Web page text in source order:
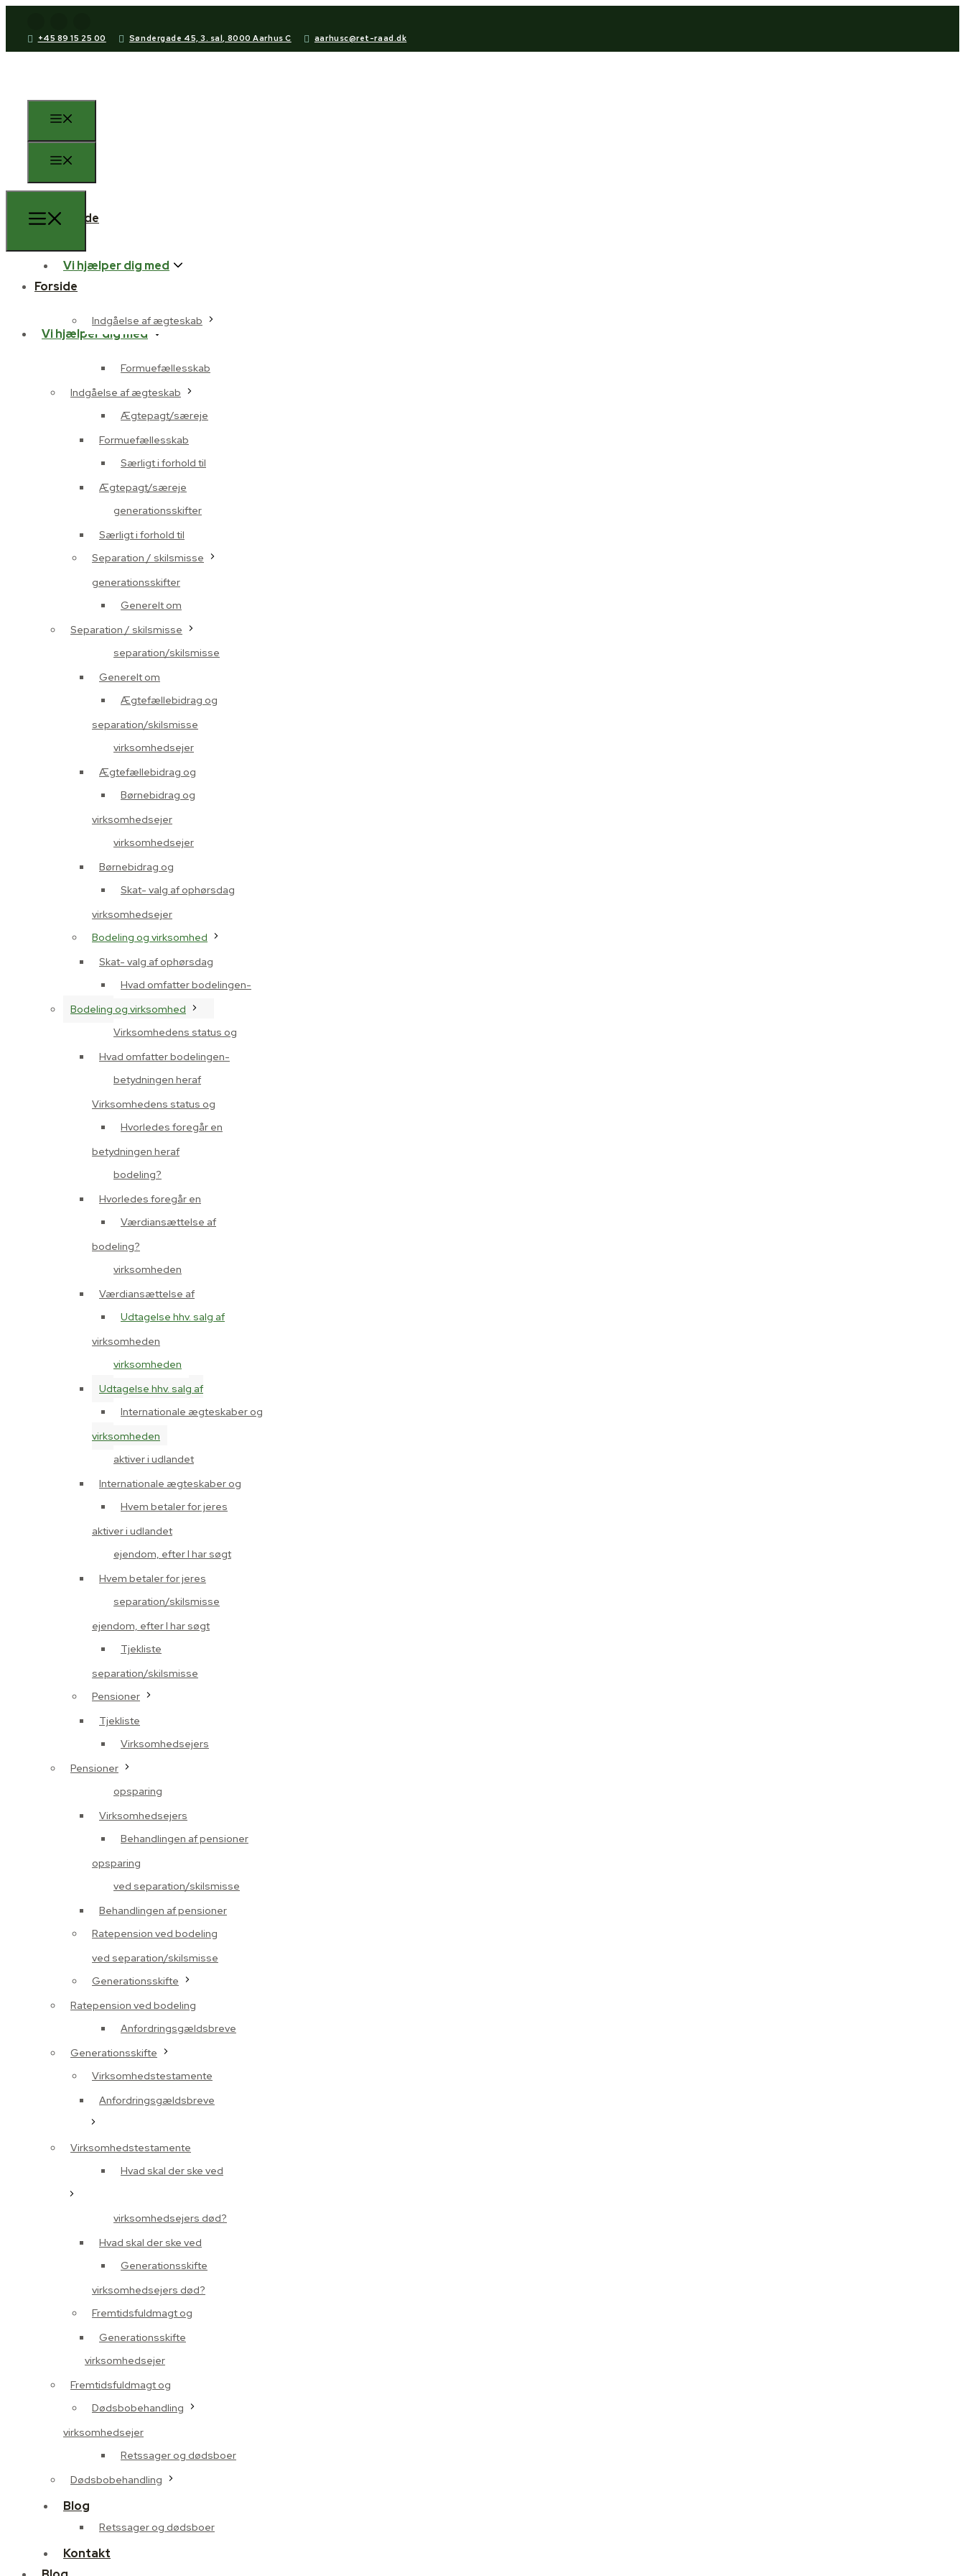
+45 89 15 25 00 Søndergade 45, 3. sal, 8000 Aarhus C aarhusc@ret-raad.dk
Forside
Vi hjælper dig med
Indgåelse af ægteskab
Formuefællesskab
Ægtepagt/særeje
Særligt i forhold til
generationsskifter
Separation / skilsmisse
Generelt om
separation/skilsmisse
Ægtefællebidrag og
virksomhedsejer
Børnebidrag og
virksomhedsejer
Skat- valg af ophørsdag
Bodeling og virksomhed
Hvad omfatter bodelingen-
Virksomhedens status og
betydningen heraf
Hvorledes foregår en
bodeling?
Værdiansættelse af
virksomheden
Udtagelse hhv. salg af
virksomheden
Internationale ægteskaber og
aktiver i udlandet
Hvem betaler for jeres
ejendom, efter I har søgt
separation/skilsmisse
Tjekliste
Pensioner
Virksomhedsejers
opsparing
Behandlingen af pensioner
ved separation/skilsmisse
Ratepension ved bodeling
Generationsskifte
Anfordringsgældsbreve
Virksomhedstestamente
Hvad skal der ske ved
virksomhedsejers død?
Generationsskifte
Fremtidsfuldmagt og
virksomhedsejer
Dødsbobehandling
Retssager og dødsboer
Blog
Kontakt
Forside
Vi hjælper dig med
Indgåelse af ægteskab
Formuefællesskab
Ægtepagt/særeje
Særligt i forhold til
generationsskifter
Separation / skilsmisse
Generelt om
separation/skilsmisse
Ægtefællebidrag og
virksomhedsejer
Børnebidrag og
virksomhedsejer
Skat- valg af ophørsdag
Bodeling og virksomhed
Hvad omfatter bodelingen-
Virksomhedens status og
betydningen heraf
Hvorledes foregår en
bodeling?
Værdiansættelse af
virksomheden
Udtagelse hhv. salg af
virksomheden
Internationale ægteskaber og
aktiver i udlandet
Hvem betaler for jeres
ejendom, efter I har søgt
separation/skilsmisse
Tjekliste
Pensioner
Virksomhedsejers
opsparing
Behandlingen af pensioner
ved separation/skilsmisse
Ratepension ved bodeling
Generationsskifte
Anfordringsgældsbreve
Virksomhedstestamente
Hvad skal der ske ved
virksomhedsejers død?
Generationsskifte
Fremtidsfuldmagt og
virksomhedsejer
Dødsbobehandling
Retssager og dødsboer